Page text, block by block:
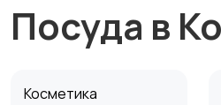
Посуда в
Косметика